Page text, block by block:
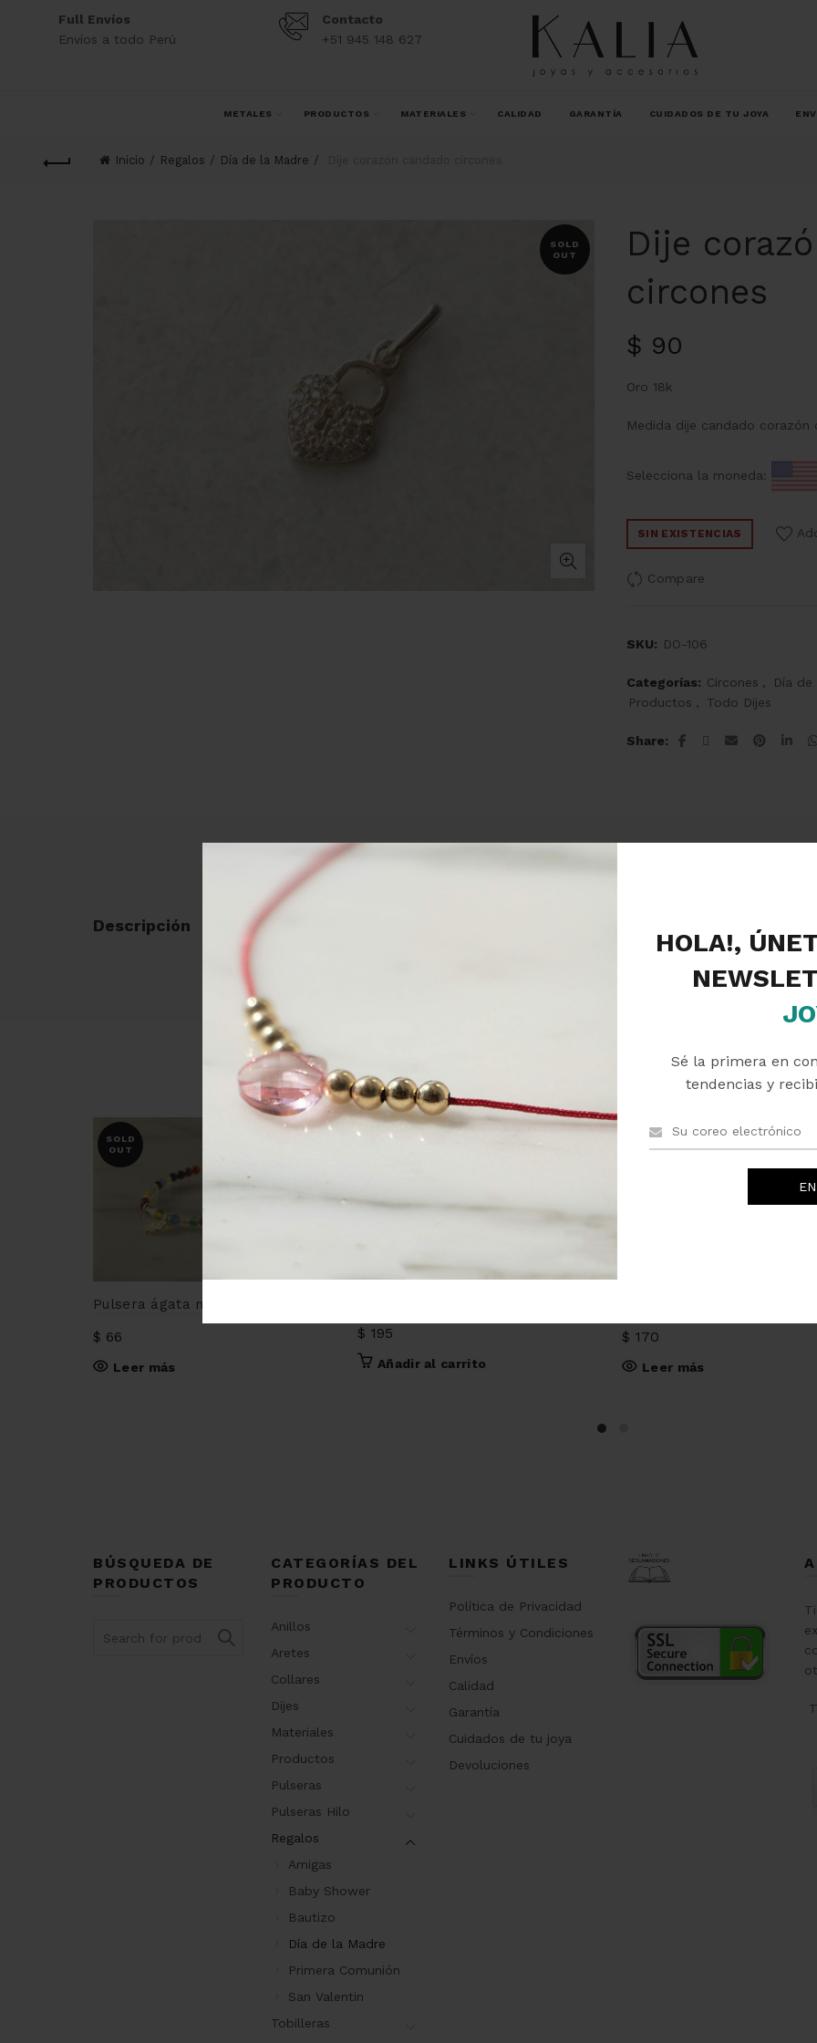
HOLA!,
Sé la primera en
tendencias y
Full Envíos
Envíos a todo Perú
Contacto
+51 945 148 627
METALES PRODUCTOS MATERIALES CALIDAD GARANTÍA CUIDADOS DE TU JOYA
Inicio Regalos Día de la Madre
SOLD
OUT
Dije
circones
$ 90
Oro 18k
Medida dije candado
Selecciona la moneda:
SIN EXISTENCIAS
Compare
SKU: DO-106
Categorías: Circones Día de
Productos
Todo Dijes
Share
Descripción
PRODUCTOS RELACIONADOS
SOLD
OUT
Pulsera ágata multicolor hamsa
$ 66
Leer más
$ 195
Añadir al carrito
SOLD
OUT
$ 170
Leer más
BÚSQUEDA DE
PRODUCTOS
CATEGORÍAS DEL
PRODUCTO
Anillos
Aretes
Collares
Dijes
Materiales
Productos
Pulseras
Pulseras Hilo
Regalos
Amigas
Baby Shower
Bautizo
Día de la Madre
Primera Comunión
San Valentin
Tobilleras
LINKS ÚTILES
Política de Privacidad
Términos y Condiciones
Envíos
Calidad
Garantía
Cuidados de tu joya
Devoluciones